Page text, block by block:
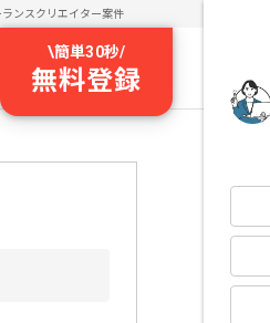
ランスクリエイター案件
\簡単30秒/
無料登録